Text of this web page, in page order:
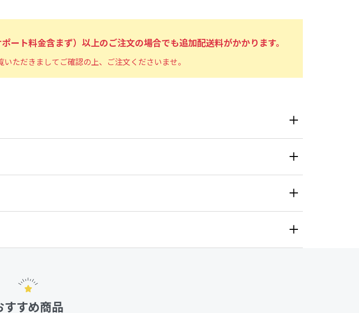
ート料金含まず）以上のご注文の場合でも追加配送料がかかります。
いただきましてご確認の上、ご注文くださいませ。
すすめ商品